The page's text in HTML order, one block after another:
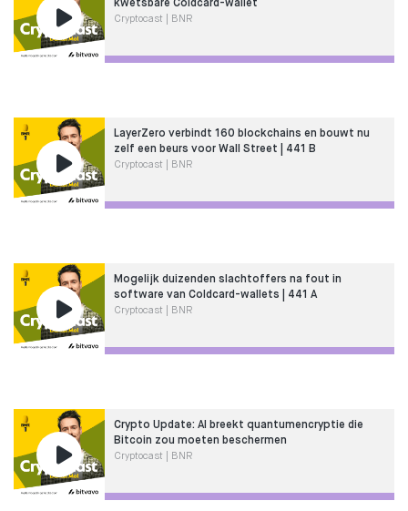
kwetsbare Coldcard-wallet
Cryptocast | BNR
LayerZero verbindt 160 blockchains en bouwt nu
zelf een beurs voor Wall Street | 441 B
Cryptocast | BNR
Mogelijk duizenden slachtoffers na fout in
software van Coldcard-wallets | 441 A
Cryptocast | BNR
Crypto Update: AI breekt quantumencryptie die
Bitcoin zou moeten beschermen
Cryptocast | BNR